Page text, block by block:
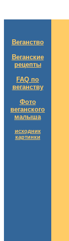
Веганство
Веганские
рецепты
FAQ по
веганству
Фото
веганского
малыша
исходник
картинки